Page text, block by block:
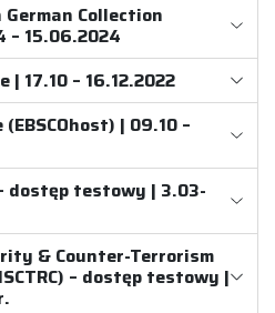
Collection
– 15.06.2024
| 17.10 – 16.12.2022
| 09.10 –
dostęp testowy | 3.03-
& Counter-Terrorism
– dostęp testowy |